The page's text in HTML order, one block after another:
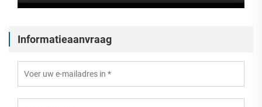
Informatieaanvraag